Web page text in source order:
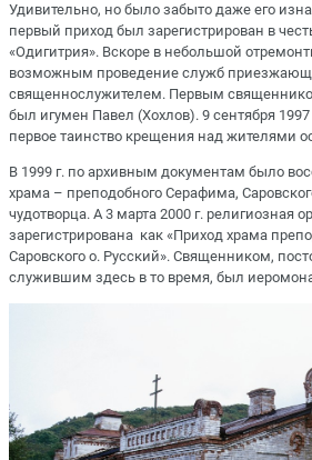
Удивительно, но было забыто даже его
первый приход был зарегистрирован в
«Одигитрия». Вскоре в небольшой
возможным проведение служб
священнослужителем. Первым
был игумен Павел (Хохлов). 9 сентября
первое таинство крещения над жителями
В 1999 г. по архивным документам было
храма – преподобного Серафима,
чудотворца. А 3 марта 2000 г. религиозная
зарегистрирована как «Приход храма
Саровского о. Русский». Священником,
служившим здесь в то время, был